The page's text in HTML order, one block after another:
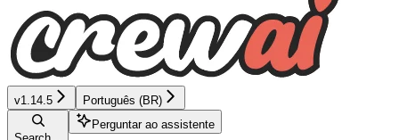
v1.14.5 Português (BR)
Perguntar ao assistente